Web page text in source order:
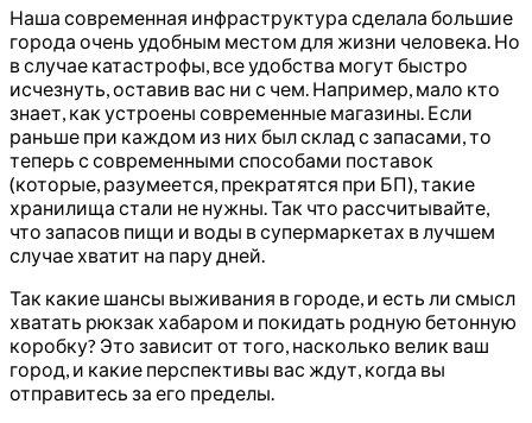
Наша современная инфраструктура сделала большие
города очень удобным местом для жизни человека. Но
в случае катастрофы, все удобства могут быстро
исчезнуть, оставив вас ни с чем. Например, мало кто
знает, как устроены современные магазины. Если
раньше при каждом из них был склад с запасами, то
теперь с современными способами поставок
(которые, разумеется, прекратятся при БП), такие
хранилища стали не нужны. Так что рассчитывайте,
что запасов пищи и воды в супермаркетах в лучшем
случае хватит на пару дней.
Так какие шансы выживания в городе, и есть ли смысл
хватать рюкзак хабаром и покидать родную бетонную
коробку? Это зависит от того, насколько велик ваш
город, и какие перспективы вас ждут, когда вы
отправитесь за его пределы.